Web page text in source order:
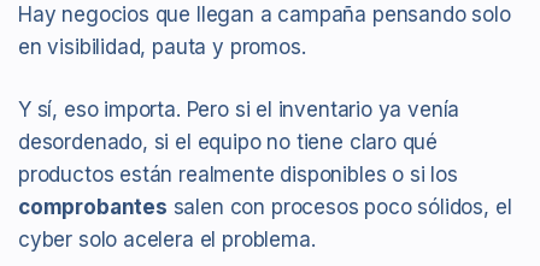
Hay negocios que llegan a campaña pensando solo
en visibilidad, pauta y promos.
Y sí, eso importa. Pero si el inventario ya venía
desordenado, si el equipo no tiene claro qué
productos están realmente disponibles o si los
comprobantes salen con procesos poco sólidos, el
cyber solo acelera el problema.